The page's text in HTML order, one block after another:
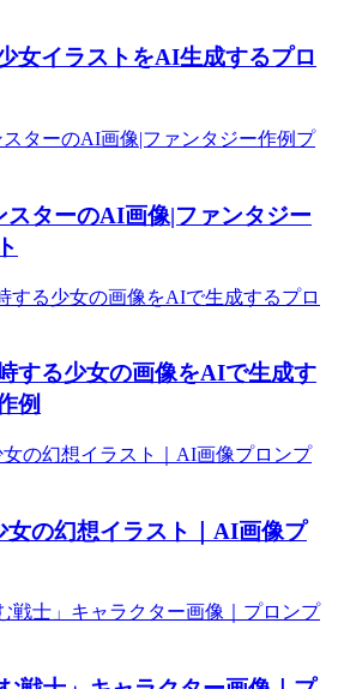
女イラストをAI生成するプロ
スターのAI画像|ファンタジー
する少女の画像をAIで生成す
例
女の幻想イラスト｜AI画像プ